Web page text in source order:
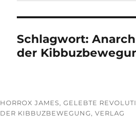
Schlagwort:
der
HORROX JAMES, GELEBTE
DER KIBBUZBEWEGUNG, VERLAG